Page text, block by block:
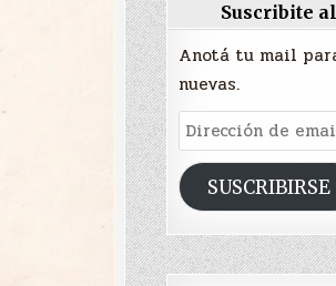
Suscribite
Anotá tu mail
nuevas.
Dirección
de
emailSUSCRIBIRSE